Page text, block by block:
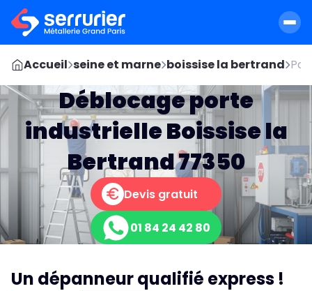
Accueil seine et marne boissise la bertrand
Déblocage porte
industrielle Boissise la
Bertrand 77350
Devis gratuit
01 84 24 42 80
Un dépanneur qualifié express !